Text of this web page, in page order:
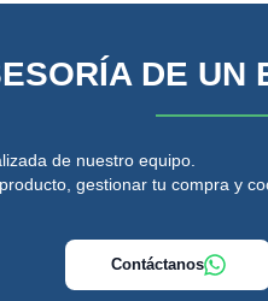
DE
de nuestro equipo.
gestionar tu compra y
Contáctanos